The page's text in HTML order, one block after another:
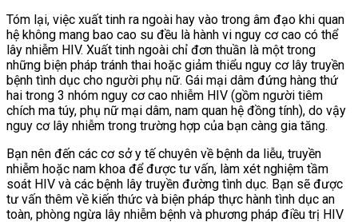
Tóm lại, việc xuất tinh ra ngoài hay vào trong âm đạo khi quan
hệ không mang bao cao su đều là hành vi nguy cơ cao có thể
lây nhiễm HIV. Xuất tinh ngoài chỉ đơn thuần là một trong
những biện pháp tránh thai hoặc giảm thiểu nguy cơ lây truyền
bệnh tình dục cho người phụ nữ. Gái mại dâm đứng hàng thứ
hai trong 3 nhóm nguy cơ cao nhiễm HIV (gồm người tiêm
chích ma túy, phụ nữ mại dâm, nam quan hệ đồng tính), do vậy
nguy cơ lây nhiễm trong trường hợp của bạn càng gia tăng.
Bạn nên đến các cơ sở y tế chuyên về bệnh da liễu, truyền
nhiễm hoặc nam khoa để được tư vấn, làm xét nghiệm tầm
soát HIV và các bệnh lây truyền đường tình dục. Bạn sẽ được
tư vấn thêm về kiến thức và biện pháp thực hành tình dục an
toàn, phòng ngừa lây nhiễm bệnh và phương pháp điều trị HIV